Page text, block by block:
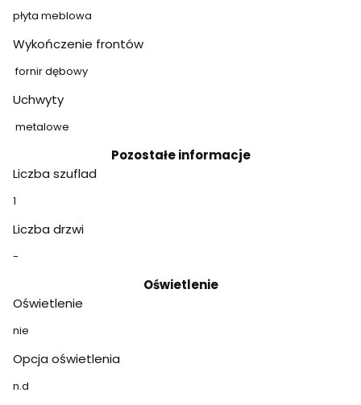
płyta meblowa
Wykończenie frontów
fornir dębowy
Uchwyty
metalowe
Pozostałe informacje
Liczba szuflad
1
Liczba drzwi
-
Oświetlenie
Oświetlenie
nie
Opcja oświetlenia
n.d